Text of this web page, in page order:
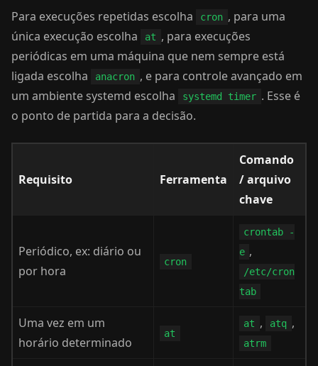
Para execuções repetidas escolha cron , para uma
única execução escolha
at , para execuções
periódicas em uma máquina que nem sempre está
ligada escolha
anacron , e para controle avançado em
um ambiente systemd escolha
systemd timer . Esse é
o ponto de partida para a decisão.
Requisito Ferramenta
Comando
/ arquivo
chave
Periódico, ex: diário ou
por hora
cron
crontab -
e ,
/etc/cron
tab
Uma vez em um
horário determinado
at
at , atq ,
atrm